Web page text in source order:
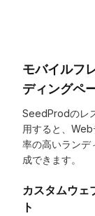
モバイルフ
ディングペ
SeedProdのレ
用すると、
率の高いランデ
成できます。
カスタムウェ
ト